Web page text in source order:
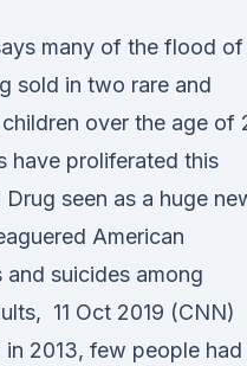
many of the flood of
sold in two rare and
over the age of
have proliferated this
seen as a huge
American
suicides among
11 Oct 2019 (CNN)
2013, few people had